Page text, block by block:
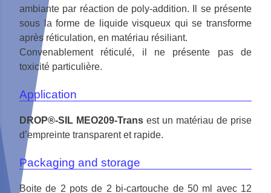
ambiante par réaction de poly-addition. Il se présente
sous la forme de liquide visqueux qui se transforme
après réticulation, en matériau résiliant.
Convenablement réticulé, il ne présente pas de
toxicité particulière.
Application
DROP®-SIL MEO209-Trans est un matériau de prise
d’empreinte transparent et rapide.
Packaging and storage
Boite de 2 pots de 2 bi-cartouche de 50 ml avec 12